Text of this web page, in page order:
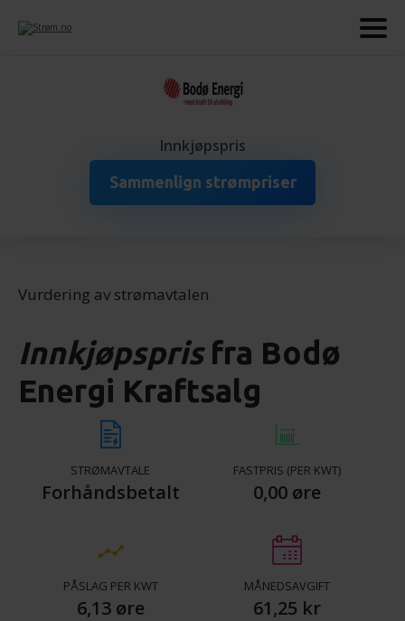
Innkjøpspris
Sammenlign strømpriser
Vurdering av strømavtalen
Innkjøpsprisfra Bodø
Energi Kraftsalg
STRØMAVTALE
Forhåndsbetalt
FASTPRIS (PER KWT)
0,00 øre
PÅSLAG PER KWT
6,13 øre
MÅNEDSAVGIFT
61,25 kr